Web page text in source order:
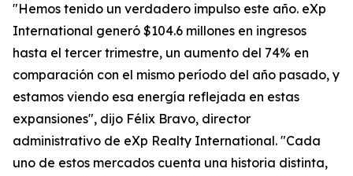
"Hemos tenido un verdadero impulso este año. eXp
International generó $104.6 millones en ingresos
hasta el tercer trimestre, un aumento del 74% en
comparación con el mismo período del año pasado, y
estamos viendo esa energía reflejada en estas
expansiones", dijo Félix Bravo, director
administrativo de eXp Realty International. "Cada
uno de estos mercados cuenta una historia distinta,